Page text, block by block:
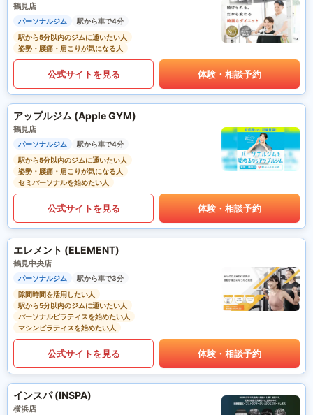
鶴見店
パーソナルジム
駅から車で4分
駅から5分以内のジムに通いたい人
姿勢・腰痛・肩こりが気になる人
公式サイトを見る 体験・相談予約
アップルジム (Apple GYM)
鶴見店
パーソナルジム
駅から車で4分
駅から5分以内のジムに通いたい人
姿勢・腰痛・肩こりが気になる人
セミパーソナルを始めたい人
公式サイトを見る 体験・相談予約
エレメント (ELEMENT)
鶴見中央店
パーソナルジム
駅から車で3分
隙間時間を活用したい人
駅から5分以内のジムに通いたい人
パーソナルピラティスを始めたい人
マシンピラティスを始めたい人
公式サイトを見る 体験・相談予約
インスパ (INSPA)
横浜店